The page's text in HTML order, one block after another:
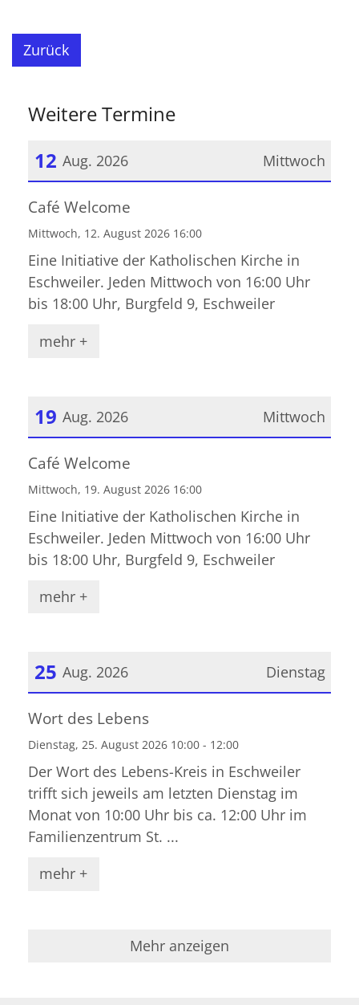
Zurück
Weitere Termine
Mittwoch
12 Aug. 2026
Datum: 12. August 2026
Café Welcome
Mittwoch, 12. August 2026 16:00
Eine Initiative der Katholischen Kirche in
Eschweiler. Jeden Mittwoch von 16:00 Uhr
bis 18:00 Uhr, Burgfeld 9, Eschweiler
mehr +
Mittwoch
19 Aug. 2026
Datum: 19. August 2026
Café Welcome
Mittwoch, 19. August 2026 16:00
Eine Initiative der Katholischen Kirche in
Eschweiler. Jeden Mittwoch von 16:00 Uhr
bis 18:00 Uhr, Burgfeld 9, Eschweiler
mehr +
Dienstag
25 Aug. 2026
Datum: 25. August 2026
Wort des Lebens
Dienstag, 25. August 2026 10:00 - 12:00
Der Wort des Lebens-Kreis in Eschweiler
trifft sich jeweils am letzten Dienstag im
Monat von 10:00 Uhr bis ca. 12:00 Uhr im
Familienzentrum St. ...
mehr +
Mehr anzeigen